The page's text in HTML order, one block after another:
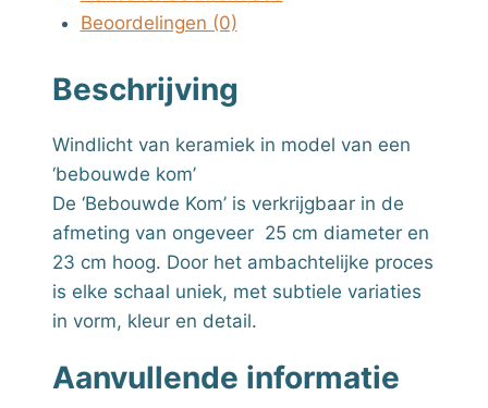
Beoordelingen (0)
Beschrijving
Windlicht van keramiek in model van een
‘bebouwde kom’
De ‘Bebouwde Kom’ is verkrijgbaar in de
afmeting van ongeveer 25 cm diameter en
23 cm hoog. Door het ambachtelijke proces
is elke schaal uniek, met subtiele variaties
in vorm, kleur en detail.
Aanvullende informatie